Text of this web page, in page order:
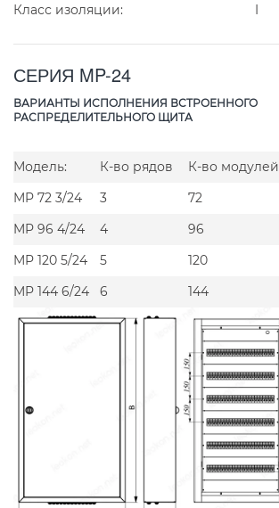
Класс изоляции:
I
СЕРИЯ MP-24
ВАРИАНТЫ ИСПОЛНЕНИЯ ВСТРОЕННОГО
РАСПРЕДЕЛИТЕЛЬНОГО ЩИТА
Модель: К-во рядов К-во модулей
MP 72 3/24
3 72
MP 96 4/24
4 96
MP 120 5/24
5 120
MP 144 6/24
6 144